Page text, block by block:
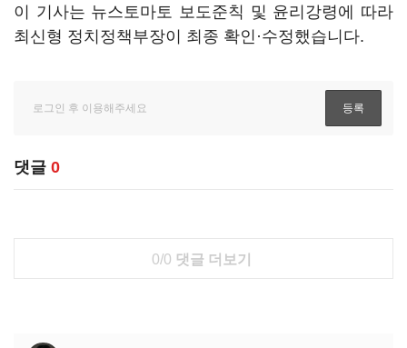
이 기사는 뉴스토마토 보도준칙 및 윤리강령에 따라
최신형 정치정책부장이 최종 확인·수정했습니다.
댓글 0
0/0 댓글 더보기